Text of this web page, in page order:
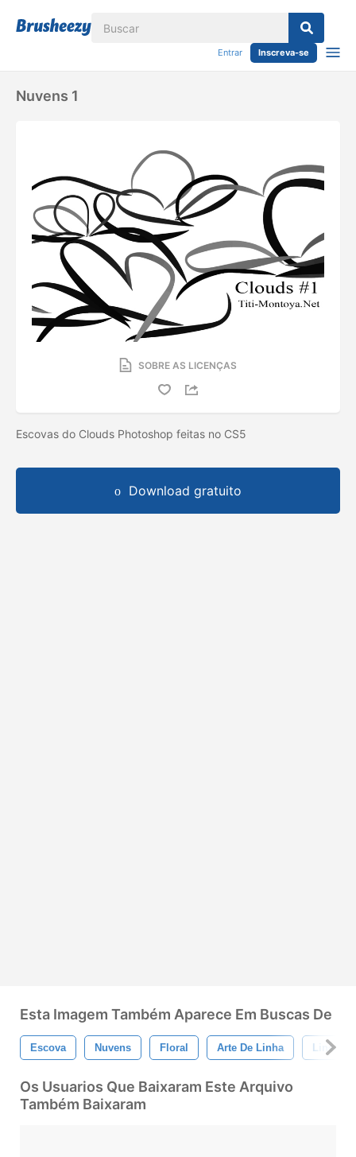
Entrar Inscreva-se
Nuvens 1
SOBRE AS LICENÇAS
Escovas do Clouds Photoshop feitas no CS5
Download gratuito
Esta Imagem Também Aparece Em Buscas De
Escova Nuvens Floral Arte De Linha Lineart
Os Usuarios Que Baixaram Este Arquivo
Também Baixaram